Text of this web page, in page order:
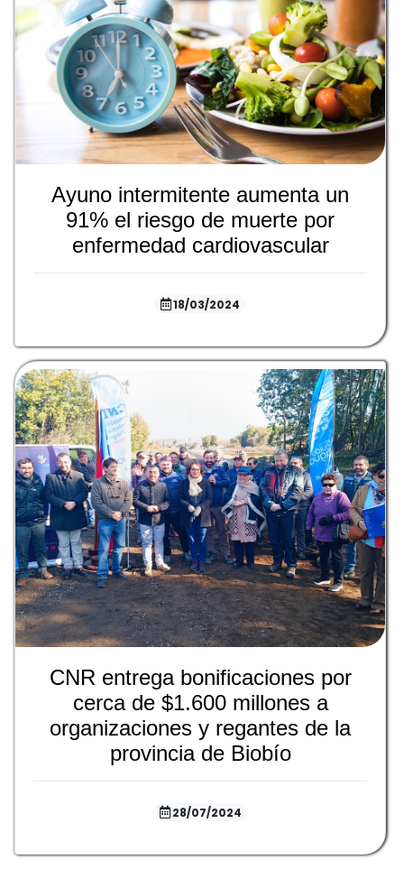
Ayuno intermitente aumenta un
91% el riesgo de muerte por
enfermedad cardiovascular
18/03/2024
CNR entrega bonificaciones por
cerca de $1.600 millones a
organizaciones y regantes de la
provincia de Biobío
28/07/2024